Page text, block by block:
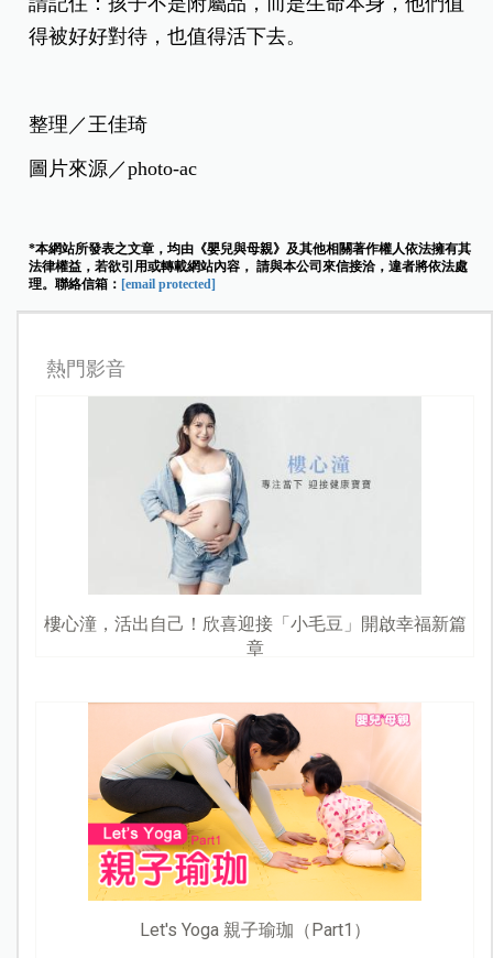
得被好好對待，也值得活下去。
整理／王佳琦
圖片來源／photo-ac
*本網站所發表之文章，均由《嬰兒與母親》及其他相關著作權人依法擁有其
法律權益，若欲引用或轉載網站內容， 請與本公司來信接洽，違者將依法處
理。聯絡信箱： [email protected]
熱門影音
樓心潼，活出自己！欣喜迎接「小毛豆」開啟幸福新篇
章
Let's Yoga 親子瑜珈（Part1）